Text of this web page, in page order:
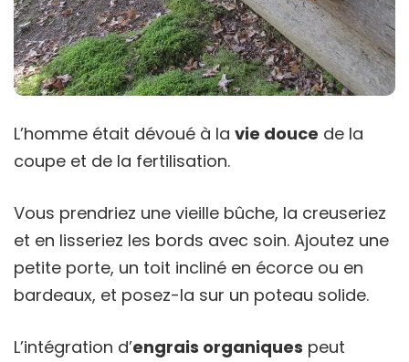
L’homme était dévoué à la vie douce de la
coupe et de la fertilisation.
Vous prendriez une vieille bûche, la creuseriez
et en lisseriez les bords avec soin. Ajoutez une
petite porte, un toit incliné en écorce ou en
bardeaux, et posez-la sur un poteau solide.
L’intégration d’engrais organiques peut